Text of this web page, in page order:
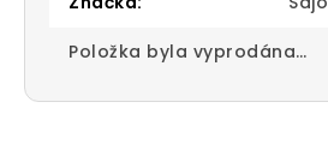
Položka byla vyprodána…